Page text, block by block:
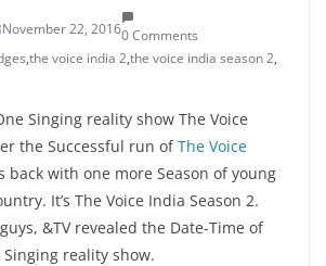
November 22, 20160 Comments
,the voice india 2,the voice india season 2,
Singing reality show The Voice
the Successful run ofThe Voice
back with one more Season of young
It’s The Voice India Season 2.
&TV revealed the Date-Time of
reality show.